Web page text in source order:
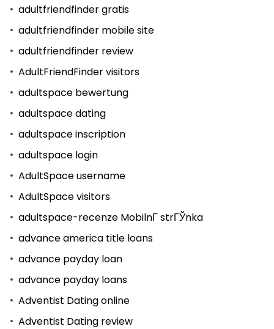
adultfriendfinder gratis
adultfriendfinder mobile site
adultfriendfinder review
AdultFriendFinder visitors
adultspace bewertung
adultspace dating
adultspace inscription
adultspace login
AdultSpace username
AdultSpace visitors
adultspace-recenze MobilnГ­ strГЎnka
advance america title loans
advance payday loan
advance payday loans
Adventist Dating online
Adventist Dating review